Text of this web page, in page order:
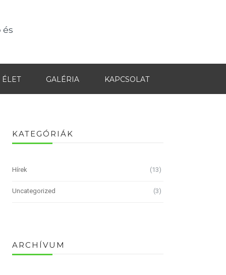
és
ÉLET GALÉRIA KAPCSOLAT
KATEGÓRIÁK
Hírek (13)
Uncategorized (3)
ARCHÍVUM